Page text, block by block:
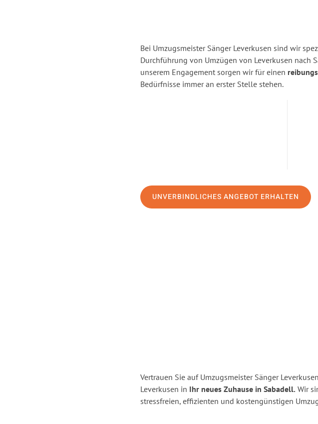
Bei Umzugsmeister Sänger Leverkusen sind wir
Durchführung von Umzügen von Leverkusen nach
unserem Engagement sorgen wir für einen
Bedürfnisse immer an erster Stelle stehen.
UNVERBINDLICHES ANGEBOT ERHALTEN
Vertrauen Sie auf Umzugsmeister Sänger
Leverkusen in Ihr neues Zuhause in Sabadell. Wir
stressfreien, effizienten und kostengünstigen